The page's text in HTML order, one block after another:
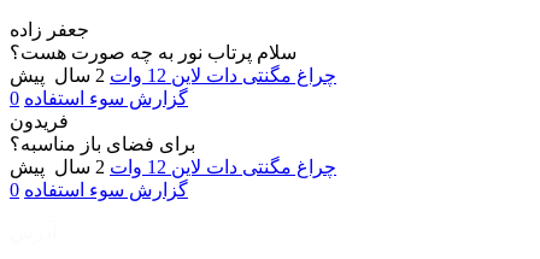
جعفر زاده
سلام پرتاب نور به چه صورت هست؟
چراغ مگنتی دات لاین 12 وات
2 سال پیش
گزارش سوء استفاده 0
فریدون
برای فضای باز مناسبه؟
چراغ مگنتی دات لاین 12 وات
2 سال پیش
گزارش سوء استفاده 0